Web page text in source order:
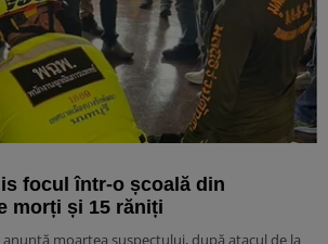
focul într-o școală din
morți și 15 răniți